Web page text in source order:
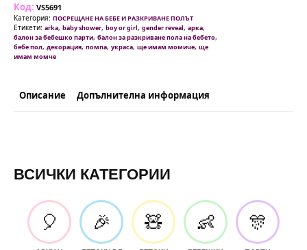
Код: VS5691
Категория: ПОСРЕЩАНЕ НА БЕБЕ И РАЗКРИВАНЕ ПОЛЪТ
Етикети: arka, baby shower, boy or girl, gender reveal, арка,
балон за бебешко парти, балон за разкриване пола на бебето,
бебе пол, декорация, помпа, украса, ще имам момиче, ще
имам момче
Описание Допълнителна информация
ВСИЧКИ КАТЕГОРИИ
🎈 🎉 🧸 👶 🎊